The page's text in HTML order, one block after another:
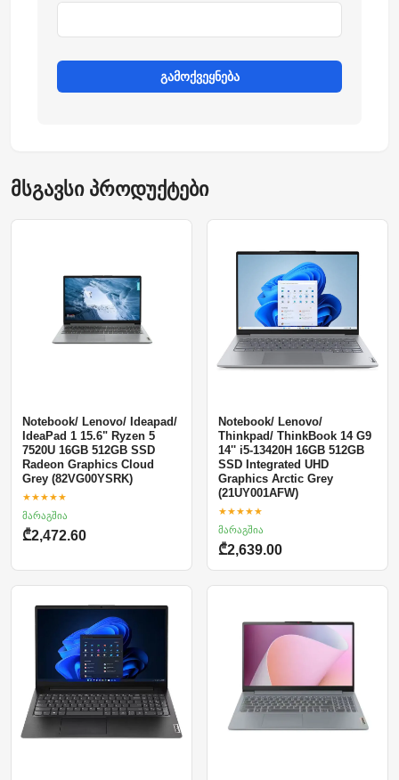
გამოქვეყნება
მსგავსი პროდუქტები
Notebook/ Lenovo/ Ideapad/
IdeaPad 1 15.6" Ryzen 5
7520U 16GB 512GB SSD
Radeon Graphics Cloud
Grey (82VG00YSRK)
★★★★★
მარაგშია
₾2,472.60
Notebook/ Lenovo/
Thinkpad/ ThinkBook 14 G9
14'' i5-13420H 16GB 512GB
SSD Integrated UHD
Graphics Arctic Grey
(21UY001AFW)
★★★★★
მარაგშია
₾2,639.00